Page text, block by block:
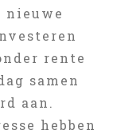
nieuwe
rente
samen
aan.
hebben